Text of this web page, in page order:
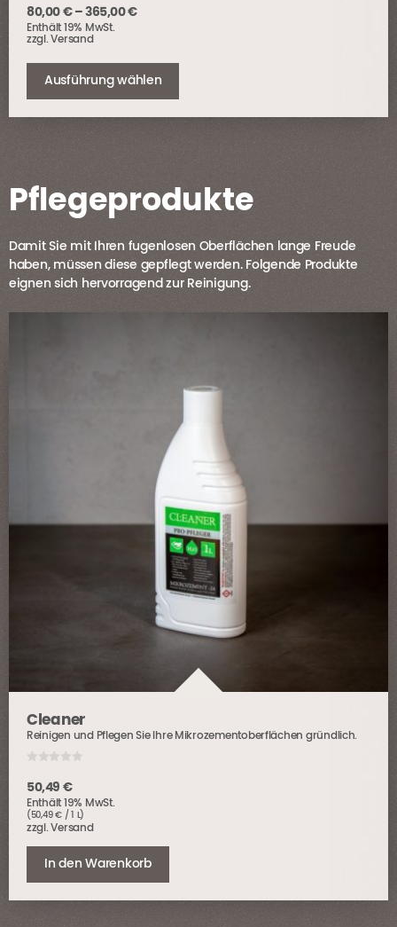
o
u
t
o
80,00 € –365,00€Preisspanne:
365,00 €
Enthält 19% MwSt.
zzgl.Versand
Ausführung wählen
können
Produktseite
gewählt
werden
Pflegeprodukte
Damit Sie mit Ihren fugenlosen Oberflächen lange Freude
haben, müssen diese gepflegt werden. Folgende Produkte
eignen sich hervorragend zur Reinigung.
Cleaner
Reinigen und Pflegen Sie Ihre Mikrozementoberflächen gründlich.
o
u
t
o
f
50,49 €
Enthält 19% MwSt.
( 50,49€/ 1 L)
zzgl.Versand
In den Warenkorb